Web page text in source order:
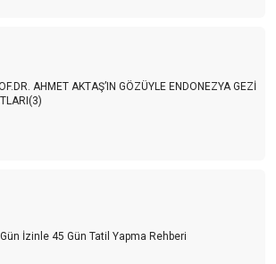
AHMET AKTAŞ’IN GÖZÜYLE ENDONEZYA GEZİ
İzinle 45 Gün Tatil Yapma Rehberi